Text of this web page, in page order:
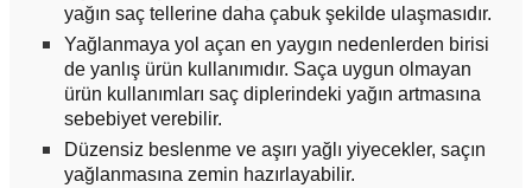
yağın saç tellerine daha çabuk şekilde ulaşmasıdır.
Yağlanmaya yol açan en yaygın nedenlerden birisi
de yanlış ürün kullanımıdır. Saça uygun olmayan
ürün kullanımları saç diplerindeki yağın artmasına
sebebiyet verebilir.
Düzensiz beslenme ve aşırı yağlı yiyecekler, saçın
yağlanmasına zemin hazırlayabilir.